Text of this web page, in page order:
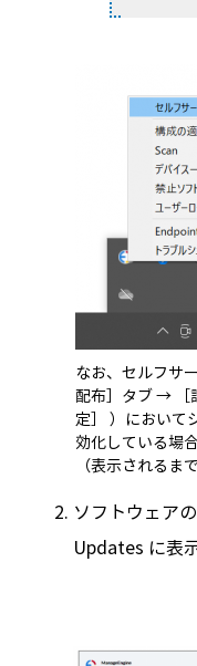
なお、セルフサ
配布］タブ → ［
定］ ）において
効化している場
（表示されるま
ソフトウェア
Updates に表